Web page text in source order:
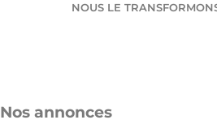
NOUS LE
Nos annonces